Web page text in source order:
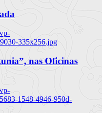
335x256.jpg
nas Oficinas
1548-4946-950d-